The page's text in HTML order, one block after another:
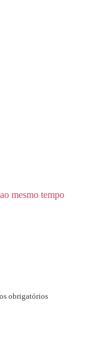
mesmo tempo
obrigatórios